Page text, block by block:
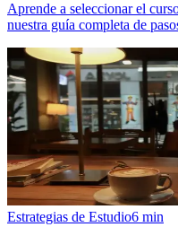
Aprende a seleccionar el
nuestra guía completa de
Estrategias de Estudio6 min